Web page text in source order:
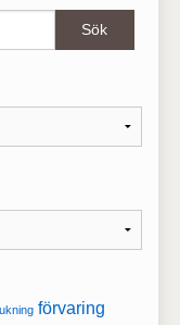
förvaring